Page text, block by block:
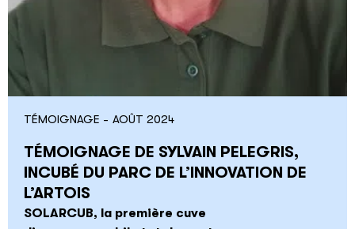
TÉMOIGNAGE - AOÛT 2024
TÉMOIGNAGE DE SYLVAIN PELEGRIS,
INCUBÉ DU PARC DE L’INNOVATION DE
L’ARTOIS
SOLARCUB, la première cuve